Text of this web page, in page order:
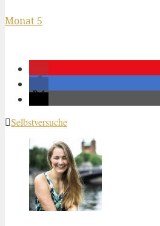
Monat 5
Selbstversuche